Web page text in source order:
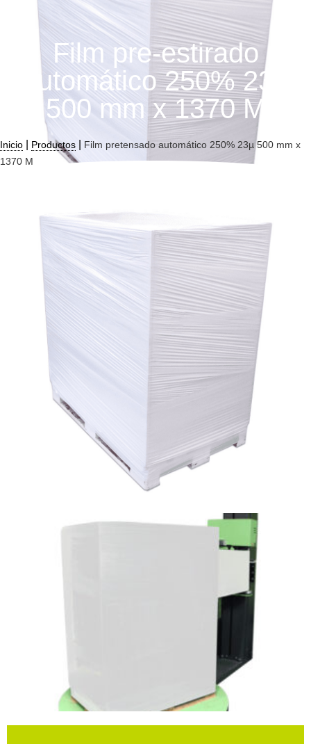
Film pre-estirado
automático 250% 23µ
500 mm x 1370 M
Inicio Productos
Film pretensado automático 250% 23µ 500 mm x
1370 M